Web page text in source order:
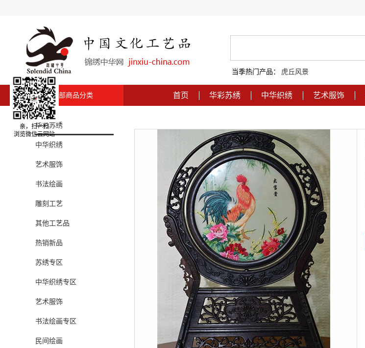
全部商品分类
当季热门产品： 虎丘风景
首页 华彩苏绣 中华织绣 艺术服饰
华彩苏绣
中华织绣
艺术服饰
书法绘画
雕刻工艺
其他工艺品
热销新品
苏绣专区
中华织绣专区
艺术服饰
书法绘画专区
民间绘画
亲，扫一扫
浏览微信云网站